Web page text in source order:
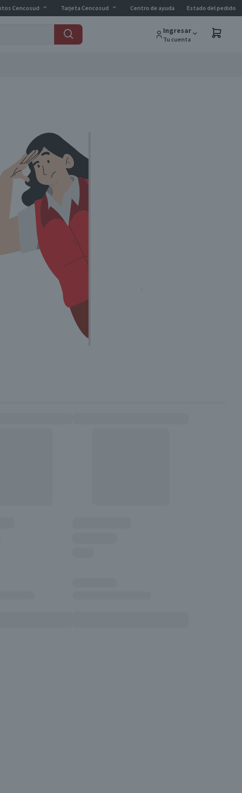
Cencosud Tarjeta Cencosud Centro de ayuda Estado del pedido
Ingresar
Tu cuenta